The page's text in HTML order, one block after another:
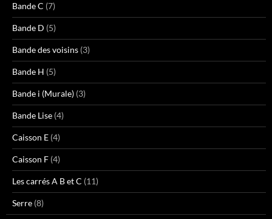
Bande C (7)
Bande D (5)
Bande des voisins (3)
Bande H (5)
Bande i (Murale) (3)
Bande Lise (4)
Caisson E (4)
Caisson F (4)
Les carrés A B et C (11)
Serre (8)